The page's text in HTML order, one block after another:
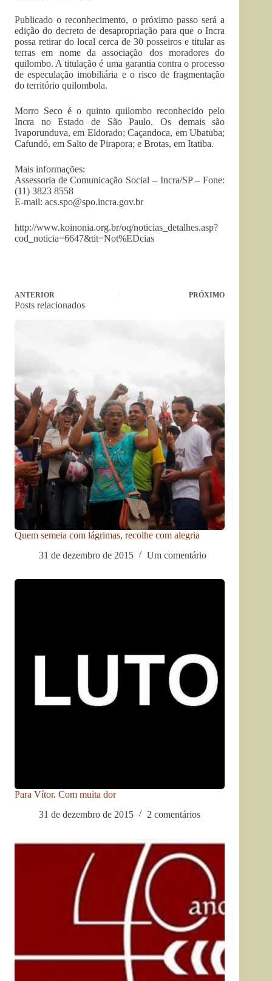
Publicado o reconhecimento, o próximo passo será a
edição do decreto de desapropriação para que o Incra
possa retirar do local cerca de 30 posseiros e titular as
terras em nome da associação dos moradores do
quilombo. A titulação é uma garantia contra o processo
de especulação imobiliária e o risco de fragmentação
do território quilombola.
Morro Seco é o quinto quilombo reconhecido pelo
Incra no Estado de São Paulo. Os demais são
Ivaporunduva, em Eldorado; Caçandoca, em Ubatuba;
Cafundó, em Salto de Pirapora; e Brotas, em Itatiba.
Mais informações:
Assessoria de Comunicação Social – Incra/SP – Fone:
(11) 3823 8558
E-mail: acs.spo@spo.incra.gov.br
http://www.koinonia.org.br/oq/noticias_detalhes.asp?
cod_noticia=6647&tit=Not%EDcias
ANTERIOR PRÓXIMO
Posts relacionados
Quem semeia com lágrimas, recolhe com alegria
31 de dezembro de 2015
Um comentário
Para Vítor. Com muita dor
31 de dezembro de 2015
2 comentários